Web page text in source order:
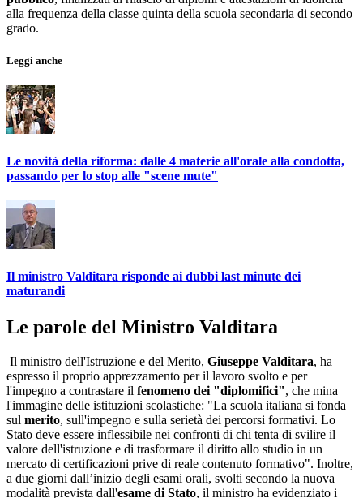
alla frequenza della classe quinta della scuola secondaria di secondo
grado.
Leggi anche
Le novità della riforma: dalle 4 materie all'orale alla condotta,
passando per lo stop alle "scene mute"
Il ministro Valditara risponde ai dubbi last minute dei
maturandi
Le parole del Ministro Valditara
Il ministro dell'Istruzione e del Merito, Giuseppe Valditara, ha
espresso il proprio apprezzamento per il lavoro svolto e per
l'impegno a contrastare il fenomeno dei "diplomifici", che mina
l'immagine delle istituzioni scolastiche: "La scuola italiana si fonda
sul merito, sull'impegno e sulla serietà dei percorsi formativi. Lo
Stato deve essere inflessibile nei confronti di chi tenta di svilire il
valore dell'istruzione e di trasformare il diritto allo studio in un
mercato di certificazioni prive di reale contenuto formativo". Inoltre,
a due giorni dall’inizio degli esami orali, svolti secondo la nuova
modalità prevista dall'esame di Stato, il ministro ha evidenziato i